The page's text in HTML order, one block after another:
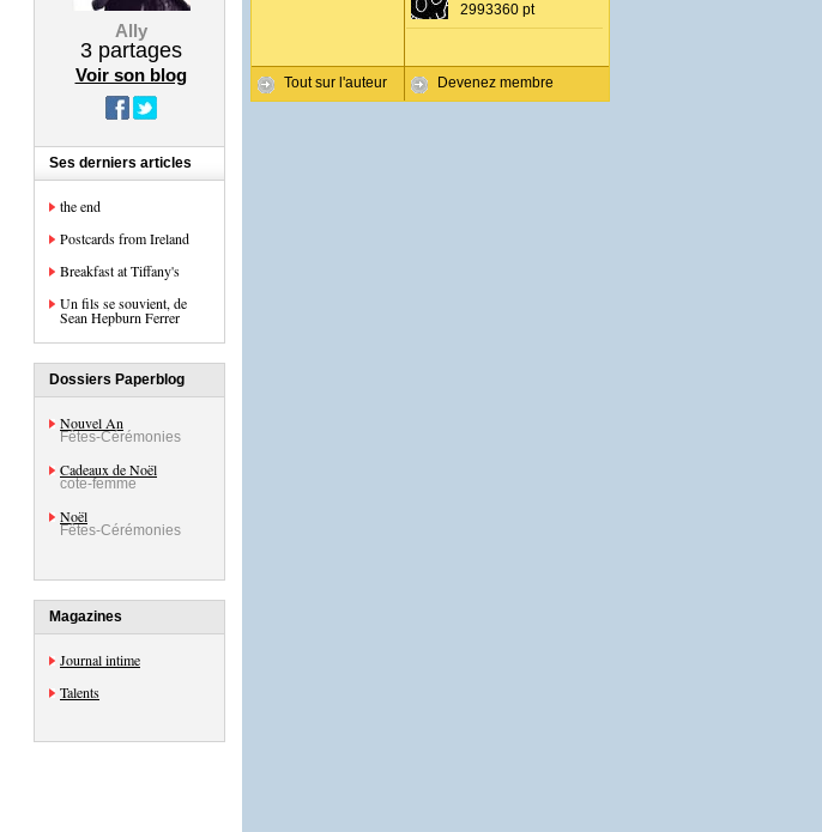
Ally
3partages
Voir son blog
Ses derniers articles
the end
Postcards from Ireland
Breakfast at Tiffany's
Un fils se souvient, de
Sean Hepburn Ferrer
Dossiers Paperblog
Nouvel An
Fêtes-Cérémonies
Cadeaux de Noël
cote-femme
Noël
Fêtes-Cérémonies
Magazines
Journal intime
Talents
Tout sur l'auteur
2993360 pt
Devenez membre